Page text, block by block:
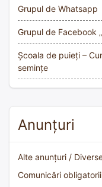
Grupul de Whatsapp
Grupul de Facebook
Școala de puieți –
semințe
Anunțuri
Alte anunțuri /
Comunicări